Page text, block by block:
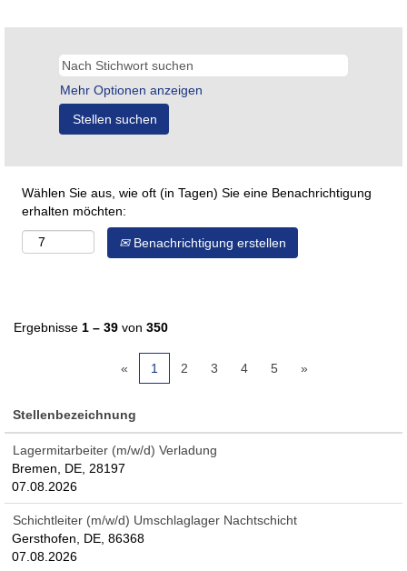
Mehr Optionen anzeigen
Wählen Sie aus, wie oft (in Tagen) Sie eine Benachrichtigung
erhalten möchten:
Benachrichtigung erstellen
Ergebnisse 1 – 39 von 350
« 1 2 3 4 5 »
Stellenbezeichnung
Lagermitarbeiter (m/w/d) Verladung
Bremen, DE, 28197
07.08.2026
Schichtleiter (m/w/d) Umschlaglager Nachtschicht
Gersthofen, DE, 86368
07.08.2026